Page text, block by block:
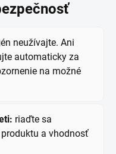
neužívajte. Ani
automaticky za
na možné
riaďte sa
a vhodnosť